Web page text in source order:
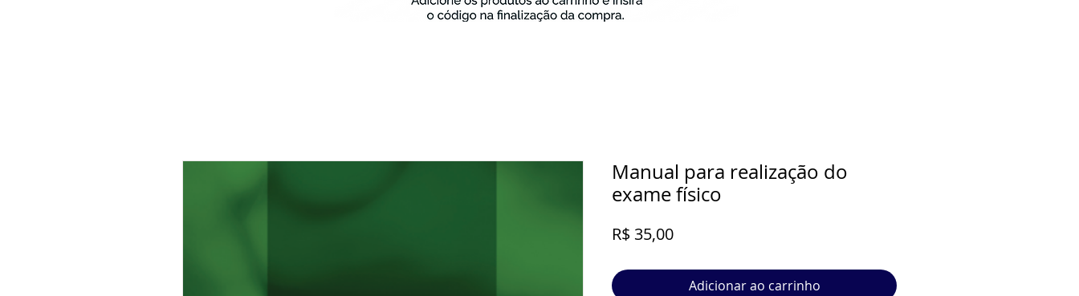
Manual para realização do
exame físico
R$ 35,00Preço
Adicionar ao carrinho